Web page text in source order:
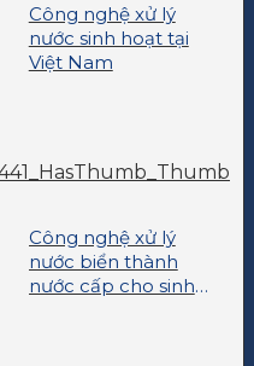
Công nghệ xử lý
nước sinh hoạt tại
Việt Nam
Công nghệ xử lý
nước biển thành
nước cấp cho sinh